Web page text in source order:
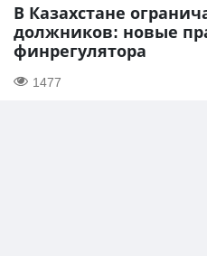
В Казахстане
должников: новые
финрегулятора
1477